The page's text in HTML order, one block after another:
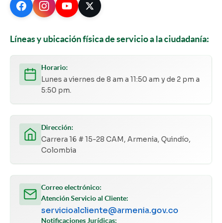
Líneas y ubicación física de servicio a la ciudadanía:
Horario:
Lunes a viernes de 8 am a 11:50 am y de 2 pm a
5:50 pm.
Dirección:
Carrera 16 # 15-28 CAM, Armenia, Quindío,
Colombia
Correo electrónico:
Atención Servicio al Cliente:
servicioalcliente@armenia.gov.co
Notificaciones Jurídicas: